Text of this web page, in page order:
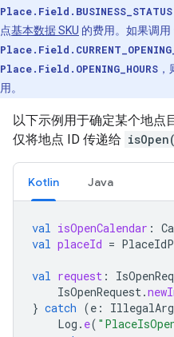
Place.Field.BUSINESS_STATUS
点基本数据 SKU 的费用。如果调用
Place.Field.OPENING_HOURS
用。
以下示例用于确定某个地点
仅将地点 ID 传递给
Kotlin Java
val isOpenCalendar :
val placeId =
val request :
IsOpenRequest.
} catch (e :
Log . e(